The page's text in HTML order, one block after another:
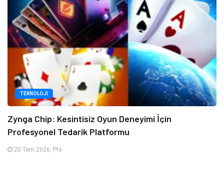
TEKNOLOJI
Zynga Chip: Kesintisiz Oyun Deneyimi İçin
Profesyonel Tedarik Platformu
20 Tem 2026, Pts